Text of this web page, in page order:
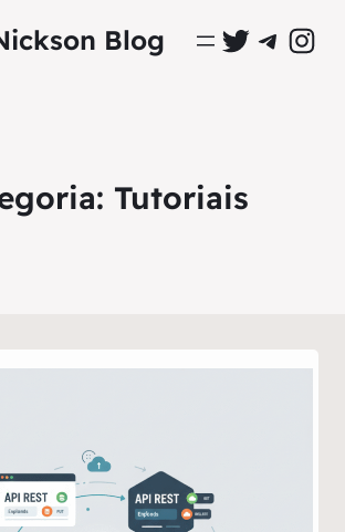
Blog Perfil Oficial no Twitter
Grupo Oficial no
Perfil
Tutoriais